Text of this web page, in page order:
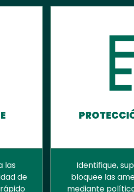
las
de
Identifique,
bloquee las
mediante